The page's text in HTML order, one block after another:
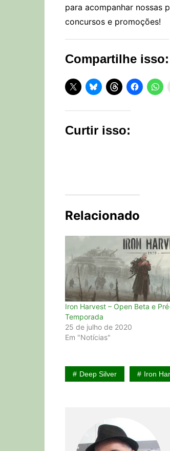
para acompanhar nossas
concursos e promoções!
Compartilhe isso:
Curtir isso:
Relacionado
Iron Harvest – Open Beta e
Temporada
25 de julho de 2020
Em "Notícias"
Deep Silver Iron